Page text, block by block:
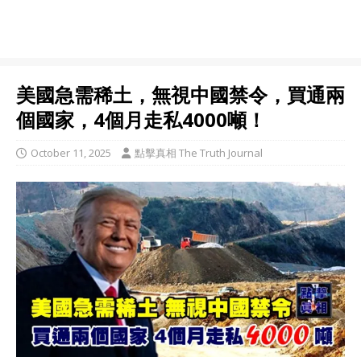
美國急需稀土，無視中國禁令，買通兩
個國家，4個月走私4000噸！
October 11, 2025 點擊真相 The Truth Journal